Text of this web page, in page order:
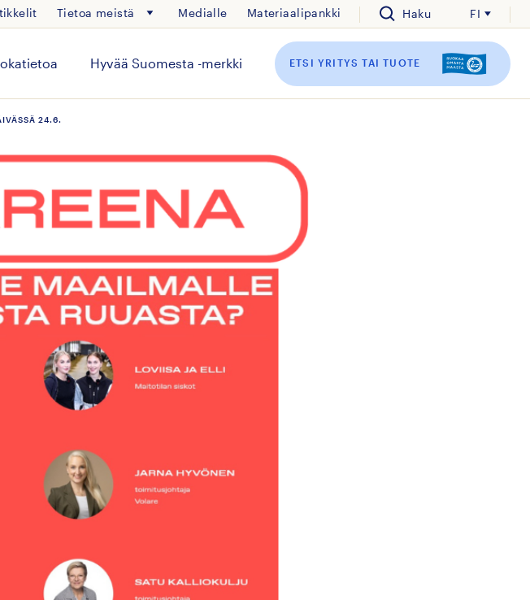
Tietoa meistä Medialle Materiaalipankki Haku FI
Hyvää Suomesta -merkki ETSI YRITYS TAI TUOTE
24.6.